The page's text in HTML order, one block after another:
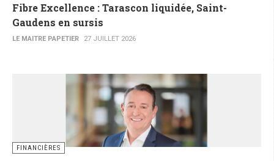
Fibre Excellence : Tarascon liquidée, Saint-
Gaudens en sursis
LE MAITRE PAPETIER 27 JUILLET 2026
FINANCIÈRES